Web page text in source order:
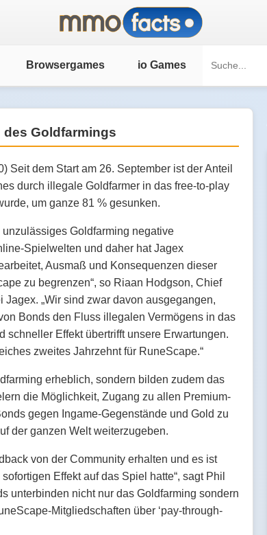
Browsergames io Games
Goldfarmings
Seit dem Start am 26. September ist der Anteil
durch illegale Goldfarmer in das free-to-play
um ganze 81 % gesunken.
unzulässiges Goldfarming negative
Spielwelten und daher hat Jagex
Ausmaß und Konsequenzen dieser
zu begrenzen“, so Riaan Hodgson, Chief
Jagex. „Wir sind zwar davon ausgegangen,
Bonds den Fluss illegalen Vermögens in das
Effekt übertrifft unsere Erwartungen.
zweites Jahrzehnt für RuneScape.“
erheblich, sondern bilden zudem das
die Möglichkeit, Zugang zu allen Premium-
gegen Ingame-Gegenstände und Gold zu
der ganzen Welt weiterzugeben.
von der Community erhalten und es ist
Effekt auf das Spiel hatte“, sagt Phil
unterbinden nicht nur das Goldfarming sondern
Mitgliedschaften über ‘pay-through-